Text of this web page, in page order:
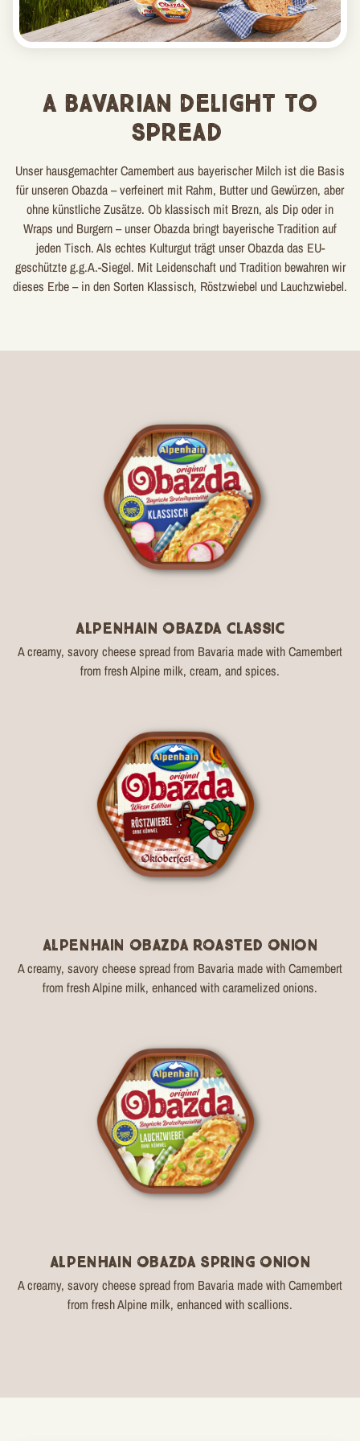
A Bavarian Delight to
Spread
Unser hausgemachter Camembert aus bayerischer Milch ist die Basis
für unseren Obazda – verfeinert mit Rahm, Butter und Gewürzen, aber
ohne künstliche Zusätze. Ob klassisch mit Brezn, als Dip oder in
Wraps und Burgern – unser Obazda bringt bayerische Tradition auf
jeden Tisch. Als echtes Kulturgut trägt unser Obazda das EU-
geschützte g.g.A.-Siegel. Mit Leidenschaft und Tradition bewahren wir
dieses Erbe – in den Sorten Klassisch, Röstzwiebel und Lauchzwiebel.
Alpenhain Obazda Classic
A creamy, savory cheese spread from Bavaria made with Camembert
from fresh Alpine milk, cream, and spices.
Alpenhain Obazda Roasted Onion
A creamy, savory cheese spread from Bavaria made with Camembert
from fresh Alpine milk, enhanced with caramelized onions.
Alpenhain Obazda Spring Onion
A creamy, savory cheese spread from Bavaria made with Camembert
from fresh Alpine milk, enhanced with scallions.